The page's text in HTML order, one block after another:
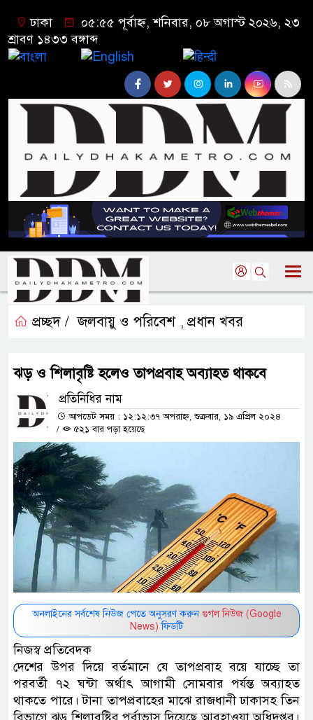
ঢাকা
০৫:৫৫ পূর্বাহ্ন, শনিবার, ০৮ অগাস্ট ২০২৬, ২৩
শ্রাবণ ১৪৩৩ বঙ্গাব্দ
প্রচ্ছদ / জলবায়ু ও পরিবেশ , প্রধান খবর
ঝড় ও শিলাবৃষ্টি হলেও তাপপ্রবাহ অব্যাহত থাকবে
প্রতিনিধির নাম
আপডেট সময় : ১২:১২:৩৭ অপরাহ্ন, শুক্রবার, ১৯ এপ্রিল ২০২৪
/
৫২১ বার পড়া হয়েছে
অনলাইনের সর্বশেষ নিউজ পেতে অনুসরণ করুন গুগল নিউজ (Google
News) ফিডটি
নিজস্ব প্রতিবেদক
দেশের উপর দিয়ে বর্তমানে যে তাপপ্রবাহ বয়ে যাচ্ছে তা
পরবর্তী ৭২ ঘন্টা অর্থাৎ আগামী সোমবার পর্যন্ত অব্যাহত
থাকতে পারে। টানা তাপপ্রবাহের মাঝে রাজধানী ঢাকাসহ তিন